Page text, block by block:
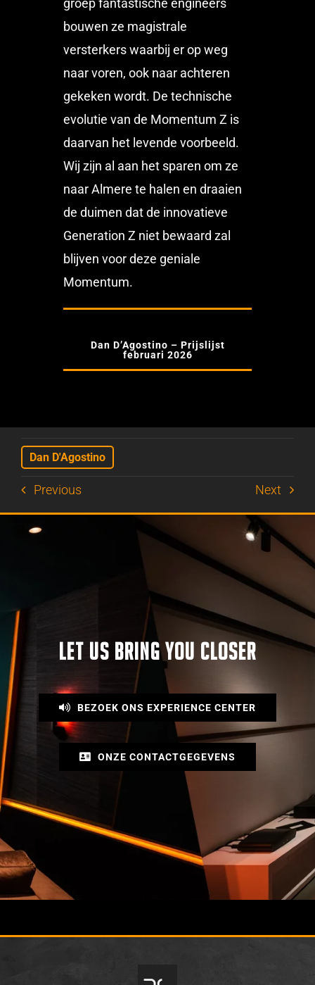
groep fantastische engineers
bouwen ze magistrale
versterkers waarbij er op weg
naar voren, ook naar achteren
gekeken wordt. De technische
evolutie van de Momentum Z is
daarvan het levende voorbeeld.
Wij zijn al aan het sparen om ze
naar Almere te halen en draaien
de duimen dat de innovatieve
Generation Z niet bewaard zal
blijven voor deze geniale
Momentum.
Dan D’Agostino – Prijslijst
februari 2026
Dan D'Agostino
Previous Next
LET US BRING YOU CLOSER
BEZOEK ONS EXPERIENCE CENTER
ONZE CONTACTGEGEVENS